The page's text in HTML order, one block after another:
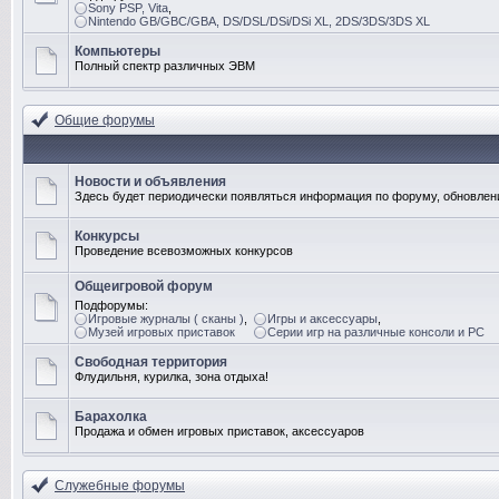
Sony PSP, Vita
Nintendo GB/GBC/GBA, DS/DSL/DSi/DSi XL, 2DS/3DS/3DS XL
Компьютеры
Полный спектр различных ЭВМ
Общие форумы
Новости и объявления
Здесь будет периодически появляться информация по форуму,
Конкурсы
Проведение всевозможных конкурсов
Общеигровой форум
Подфорумы:
Игровые журналы ( сканы )
Музей игровых приставок
Игры и аксессуары
Серии игр на различные консоли и PC
Свободная территория
Флудильня, курилка, зона отдыха!
Барахолка
Продажа и обмен игровых приставок, аксессуаров
Служебные форумы